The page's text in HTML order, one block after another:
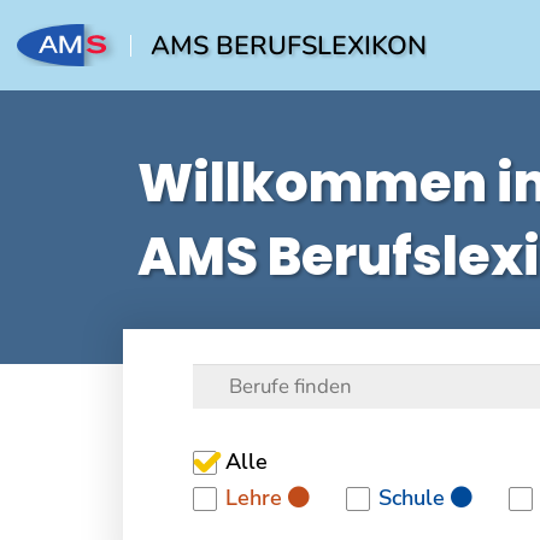
AMS BERUFSLEXIKON
Willkommen
AMS
Alle
Lehre
Schule